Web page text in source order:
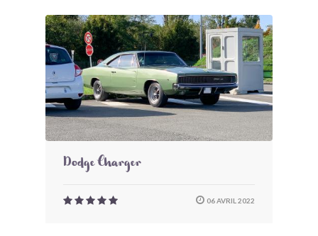
Dodge Charger
06 AVRIL 2022